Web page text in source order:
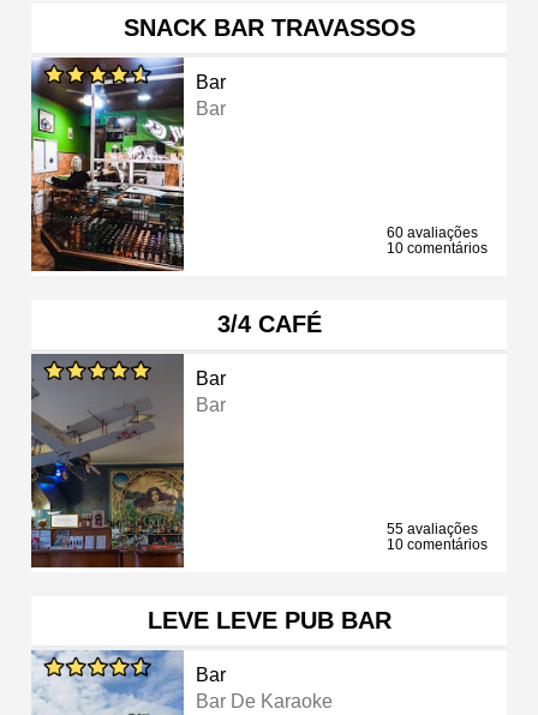
SNACK BAR TRAVASSOS
Bar
Bar
60 avaliações
10 comentários
3/4 CAFÉ
Bar
Bar
55 avaliações
10 comentários
LEVE LEVE PUB BAR
Bar
Bar De Karaoke